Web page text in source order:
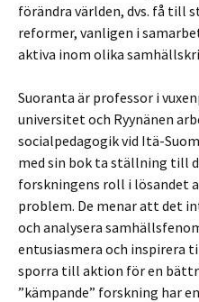
förändra världen, dvs. få till
reformer, vanligen i
aktiva inom olika
Suoranta är professor i
universitet och Ryynänen
socialpedagogik vid Itä-
med sin bok ta ställning till
forskningens roll i lösandet
problem. De menar att det
och analysera
entusiasmera och inspirera
sporra till aktion för en
”kämpande” forskning har